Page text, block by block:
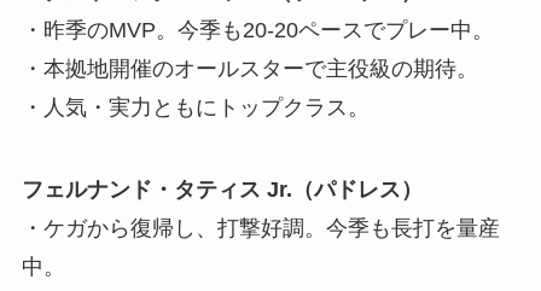
・昨季のMVP。今季も20-20ペースでプレー中。
・本拠地開催のオールスターで主役級の期待。
・人気・実力ともにトップクラス。
フェルナンド・タティス Jr.（パドレス）
・ケガから復帰し、打撃好調。今季も長打を量産
中。